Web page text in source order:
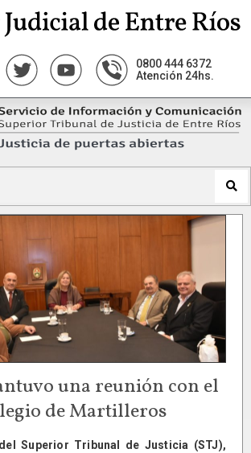
0800 444 6372
Atención 24hs.
una reunión con el
de Martilleros
Superior Tribunal de Justicia (STJ),